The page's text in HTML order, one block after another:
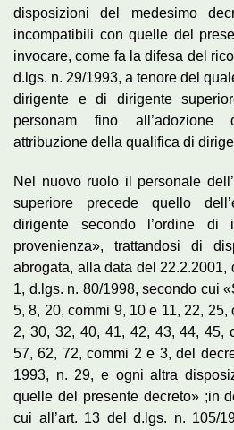
disposizioni del medesimo
incompatibili con quelle del
invocare, come fa la difesa del
d.lgs. n. 29/1993, a tenore del
dirigente e di dirigente
personam fino all’adozione
attribuzione della qualifica di
Nel nuovo ruolo il personale
superiore precede quello
dirigente secondo l’ordine
provenienza», trattandosi di
abrogata, alla data del 22.2.2001,
1, d.lgs. n. 80/1998, secondo cui
5, 8, 20, commi 9, 10 e 11, 22, 25,
2, 30, 32, 40, 41, 42, 43, 44, 45,
57, 62, 72, commi 2 e 3, del
1993, n. 29, e ogni altra
quelle del presente decreto» ;in
cui all’art. 13 del d.lgs. n. 105/